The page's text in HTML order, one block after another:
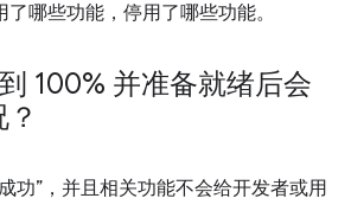
哪些功能，停用了哪些功能。
100% 并准备就绪后会
功”，并且相关功能不会给开发者或用